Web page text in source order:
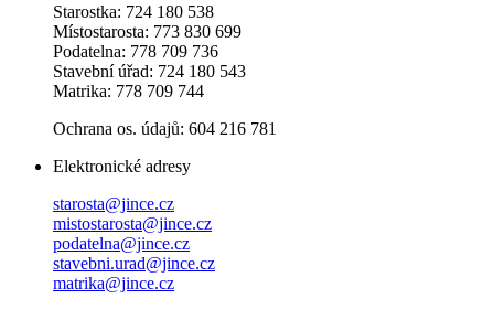
Starostka: 724 180 538
Místostarosta: 773 830 699
Podatelna: 778 709 736
Stavební úřad: 724 180 543
Matrika: 778 709 744
Ochrana os. údajů: 604 216 781
Elektronické adresy
starosta@jince.cz
mistostarosta@jince.cz
podatelna@jince.cz
stavebni.urad@jince.cz
matrika@jince.cz